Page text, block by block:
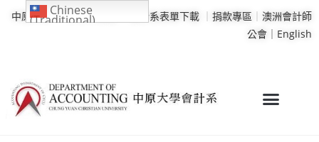
中原大學｜學校行事曆 會計系表單下載 ｜ 捐款專區 ｜ 澳洲會計師
公會｜ English
Chinese
(Traditional)